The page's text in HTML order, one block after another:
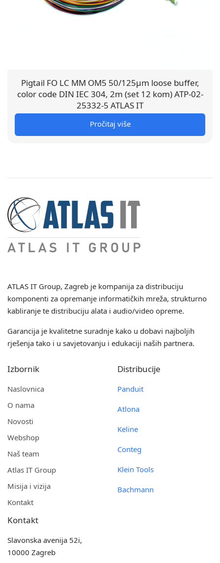
Pigtail FO LC MM OM5 50/125µm loose buffer,
color code DIN IEC 304, 2m (set 12 kom) ATP-02-
25332-5 ATLAS IT
Pročitaj više
ATLAS IT Group, Zagreb je kompanija za distribuciju
komponenti za opremanje informatičkih mreža, strukturno
kabliranje te distribuciju alata i audio/video opreme.
Garancija je kvalitetne suradnje kako u dobavi najboljih
rješenja tako i u savjetovanju i edukaciji naših partnera.
Izbornik
Naslovnica
O nama
Novosti
Webshop
Naš team
Atlas IT Group
Misija i vizija
Kontakt
Distribucije
Panduit
Atlona
Keline
Conteg
Klein Tools
Bachmann
Kontakt
Slavonska avenija 52i,
10000 Zagreb